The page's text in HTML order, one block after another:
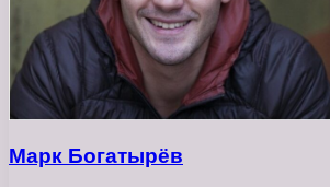
Марк Богатырёв